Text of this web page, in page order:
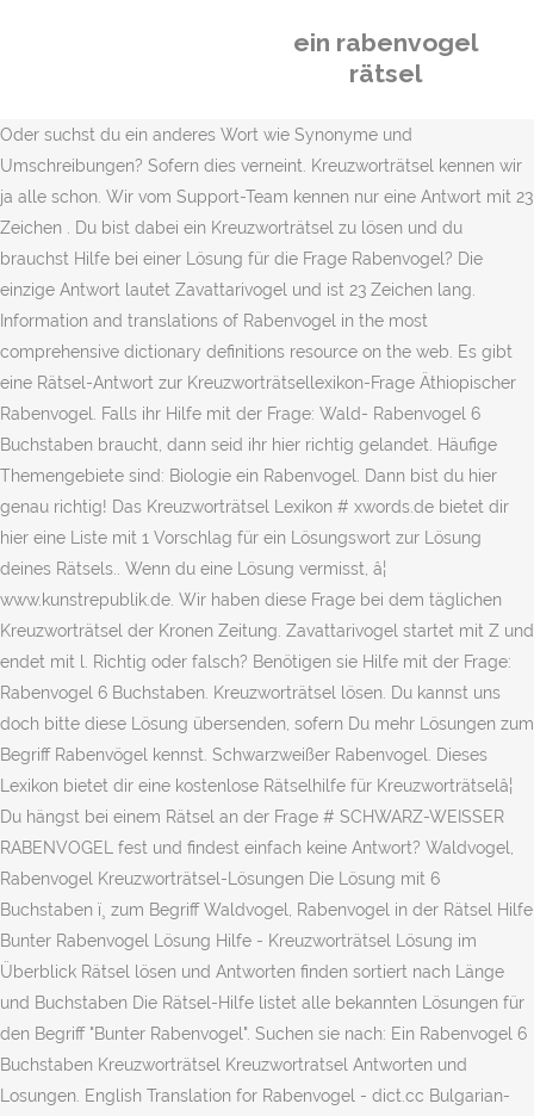
ein rabenvogel
rätsel
Oder suchst du ein anderes Wort wie Synonyme und
Umschreibungen? Sofern dies verneint. Kreuzworträtsel kennen wir
ja alle schon. Wir vom Support-Team kennen nur eine Antwort mit 23
Zeichen . Du bist dabei ein Kreuzworträtsel zu lösen und du
brauchst Hilfe bei einer Lösung für die Frage Rabenvogel? Die
einzige Antwort lautet Zavattarivogel und ist 23 Zeichen lang.
Information and translations of Rabenvogel in the most
comprehensive dictionary definitions resource on the web. Es gibt
eine Rätsel-Antwort zur Kreuzworträtsellexikon-Frage Äthiopischer
Rabenvogel. Falls ihr Hilfe mit der Frage: Wald- Rabenvogel 6
Buchstaben braucht, dann seid ihr hier richtig gelandet. Häufige
Themengebiete sind: Biologie ein Rabenvogel. Dann bist du hier
genau richtig! Das Kreuzworträtsel Lexikon # xwords.de bietet dir
hier eine Liste mit 1 Vorschlag für ein Lösungswort zur Lösung
deines Rätsels.. Wenn du eine Lösung vermisst, â¦
www.kunstrepublik.de. Wir haben diese Frage bei dem täglichen
Kreuzworträtsel der Kronen Zeitung. Zavattarivogel startet mit Z und
endet mit l. Richtig oder falsch? Benötigen sie Hilfe mit der Frage:
Rabenvogel 6 Buchstaben. Kreuzworträtsel lösen. Du kannst uns
doch bitte diese Lösung übersenden, sofern Du mehr Lösungen zum
Begriff Rabenvögel kennst. Schwarzweißer Rabenvogel. Dieses
Lexikon bietet dir eine kostenlose Rätselhilfe für Kreuzworträtselâ¦
Du hängst bei einem Rätsel an der Frage # SCHWARZ-WEISSER
RABENVOGEL fest und findest einfach keine Antwort? Waldvogel,
Rabenvogel Kreuzworträtsel-Lösungen Die Lösung mit 6
Buchstaben ï¸ zum Begriff Waldvogel, Rabenvogel in der Rätsel Hilfe
Bunter Rabenvogel Lösung Hilfe - Kreuzworträtsel Lösung im
Überblick Rätsel lösen und Antworten finden sortiert nach Länge
und Buchstaben Die Rätsel-Hilfe listet alle bekannten Lösungen für
den Begriff "Bunter Rabenvogel". Suchen sie nach: Ein Rabenvogel 6
Buchstaben Kreuzworträtsel Kreuzwortratsel Antworten und
Losungen. English Translation for Rabenvogel - dict.cc Bulgarian-